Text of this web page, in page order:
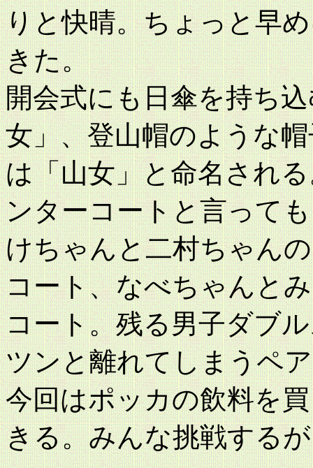
りと快晴。ちょっと早
きた。
開会式にも日傘を持ち
女」、登山帽のような
は「山女」と命名され
ンターコートと言って
けちゃんと二村ちゃん
コート、なべちゃんと
コート。残る男子ダブ
ツンと離れてしまうペ
今回はポッカの飲料を
きる。みんな挑戦する